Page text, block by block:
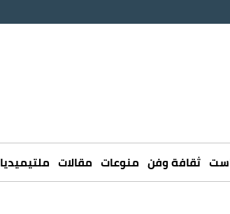
ثقافة وفن منوعات مقالات ملتيميديا